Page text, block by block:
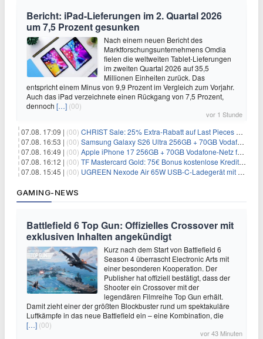
Bericht: iPad-Lieferungen im 2. Quartal 2026
um 7,5 Prozent gesunken
Nach einem neuen Bericht des
Marktforschungsunternehmens Omdia
fielen die weltweiten Tablet-Lieferungen
im zweiten Quartal 2026 auf 35,5
Millionen Einheiten zurück. Das
entspricht einem Minus von 9,9 Prozent im Vergleich zum Vorjahr.
Auch das iPad verzeichnete einen Rückgang von 7,5 Prozent,
dennoch […] (00)
vor 1 Stunde
07.08. 17:09 | (00) CHRIST Sale: 25% Extra-Rabatt auf Last Pieces bei Schmuck & Uhren
07.08. 16:53 | (00) Samsung Galaxy S26 Ultra 256GB + 70GB Vodafone-Netz für 34,99€/Monat (effektiv 4,74€/Monat)
07.08. 16:49 | (00) Apple iPhone 17 256GB + 70GB Vodafone-Netz für 34,99€/Monat (effektiv 6,41€/Monat)
07.08. 16:12 | (00) TF Mastercard Gold: 75€ Bonus kostenlose Kreditkarte ohne Fremdwährungsgebühren
07.08. 15:45 | (00) UGREEN Nexode Air 65W USB-C-Ladegerät mit GaN-Technik für 24,99€
GAMING-NEWS
Battlefield 6 Top Gun: Offizielles Crossover mit
exklusiven Inhalten angekündigt
Kurz nach dem Start von Battlefield 6
Season 4 überrascht Electronic Arts mit
einer besonderen Kooperation. Der
Publisher hat offiziell bestätigt, dass der
Shooter ein Crossover mit der
legendären Filmreihe Top Gun erhält.
Damit zieht einer der größten Blockbuster rund um spektakuläre
Luftkämpfe in das neue Battlefield ein – eine Kombination, die
[…] (00)
vor 43 Minuten